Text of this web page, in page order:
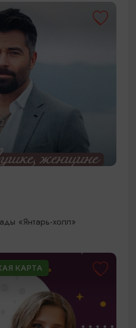
«Янтарь-холл»
КАРТА